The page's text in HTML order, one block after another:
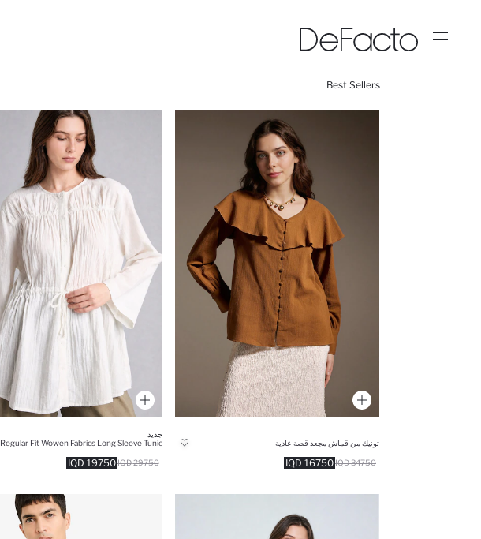
Best Sellers
تونيك من قماش مجعد قصة عادية
16750 IQD 34750 IQD
جديد
Regular Fit Wowen Fabrics Long Sleeve Tunic
19750 IQD 29750 IQD